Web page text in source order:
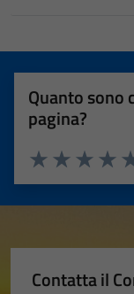
Quanto sono
pagina?
Valuta 3
Valuta 2
Valuta 1 stelle su
Contatta il